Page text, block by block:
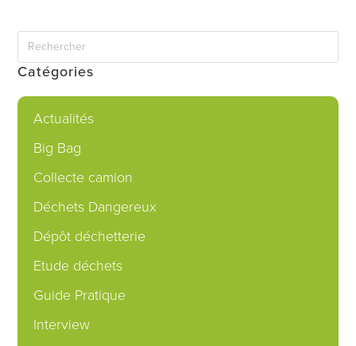
Catégories
Actualités
Big Bag
Collecte camion
Déchets Dangereux
Dépôt déchetterie
Etude déchets
Guide Pratique
Interview